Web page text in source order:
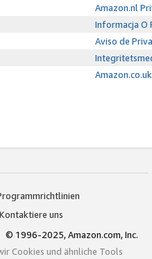
Amazon.nl
Informacja O
Aviso de
Kontaktiere uns
© 1996-2025, Amazon.com, Inc.
Cookies und ähnliche Tools